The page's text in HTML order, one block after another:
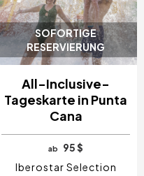
SOFORTIGE
RESERVIERUNG
All-Inclusive-
Tageskarte in Punta
Cana
ab
95 $
Iberostar Selection